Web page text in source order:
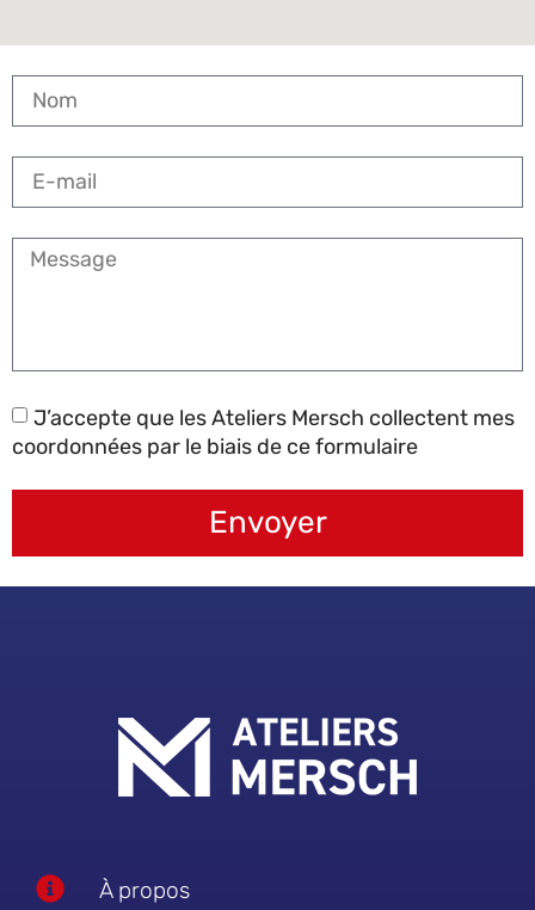
J’accepte que les Ateliers Mersch collectent mes
coordonnées par le biais de ce formulaire
Envoyer
À propos